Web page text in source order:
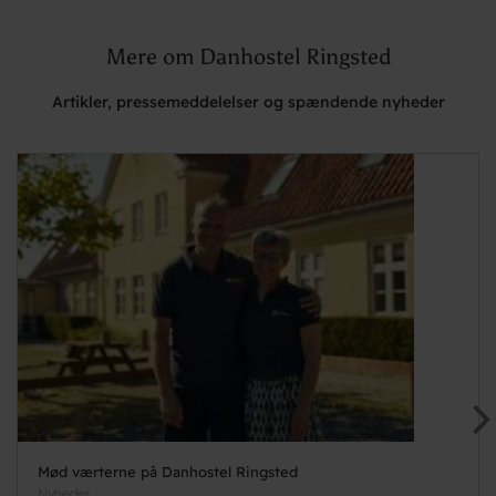
Mere om Danhostel Ringsted
Artikler, pressemeddelelser og spændende nyheder
Mød værterne på Danhostel Ringsted